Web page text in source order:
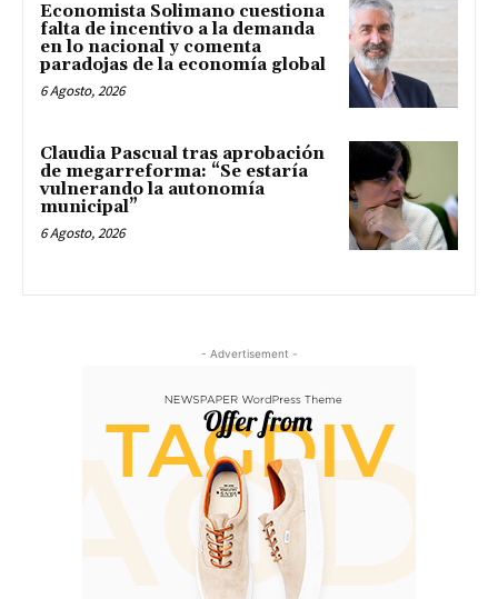
Economista Solimano cuestiona
falta de incentivo a la demanda
en lo nacional y comenta
paradojas de la economía global
6 Agosto, 2026
Claudia Pascual tras aprobación
de megarreforma: “Se estaría
vulnerando la autonomía
municipal”
6 Agosto, 2026
- Advertisement -